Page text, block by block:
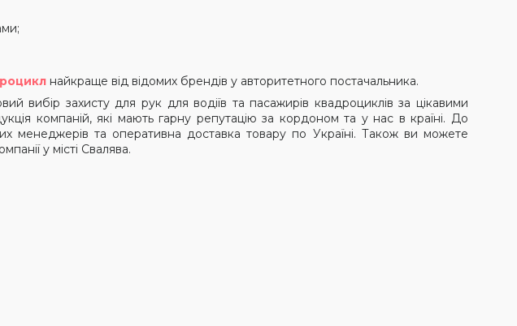
найкраще від відомих брендів у авторитетного постачальника.
вибір захисту для рук для водіїв та пасажирів квадроциклів за цікавими
компаній, які мають гарну репутацію за кордоном та у нас в країні. До
менеджерів та оперативна доставка товару по Україні. Також ви можете
у місті Свалява.